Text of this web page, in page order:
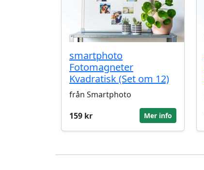
smartphoto
Fotomagneter
Kvadratisk (Set om 12)
från Smartphoto
159 kr
Mer info